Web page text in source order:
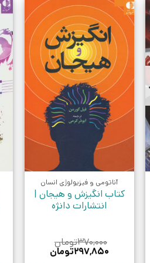
آناتومی و فیزیولوژی انسان
کتاب انگیزش و هیجان |
انتشارات دانژه
۳۷۰,۰۰۰تومان
قیمت
۲۹۷,۸۵۰تومان